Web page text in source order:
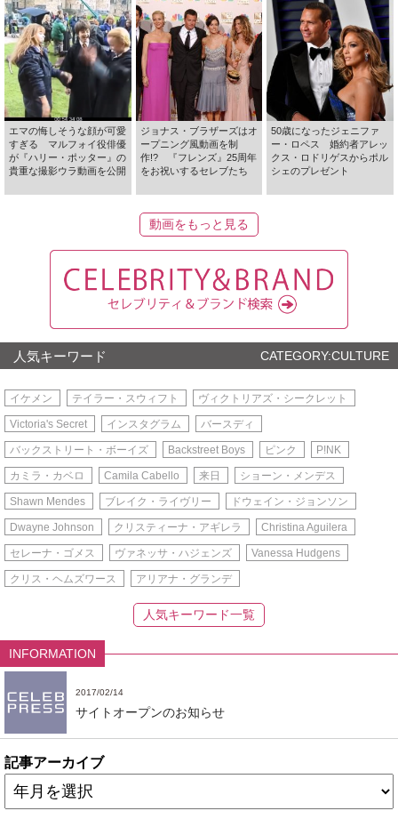
エマの悔しそうな顔が可愛
すぎる マルフォイ役俳優
が『ハリー・ポッター』の
貴重な撮影ウラ動画を公開
ジョナス・ブラザーズはオ
ープニング風動画を制
作!? 『フレンズ』25周年
をお祝いするセレブたち
50歳になったジェニファ
ー・ロペス 婚約者アレッ
クス・ロドリゲスからポル
シェのプレゼント
動画をもっと見る
人気キーワード CATEGORY:CULTURE
イケメン テイラー・スウィフト ヴィクトリアズ・シークレット
Victoria's Secret インスタグラム バースディ
バックストリート・ボーイズ Backstreet Boys ピンク P!NK
カミラ・カベロ Camila Cabello 来日 ショーン・メンデス
Shawn Mendes ブレイク・ライヴリー ドウェイン・ジョンソン
Dwayne Johnson クリスティーナ・アギレラ Christina Aguilera
セレーナ・ゴメス ヴァネッサ・ハジェンズ Vanessa Hudgens
クリス・ヘムズワース アリアナ・グランデ
人気キーワード一覧
INFORMATION
2017/02/14
サイトオープンのお知らせ
記事アーカイブ